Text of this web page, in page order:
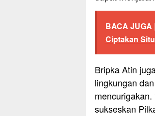
BACA JUGA |
Ciptakan
Bripka Atin
lingkungan
sukseskan